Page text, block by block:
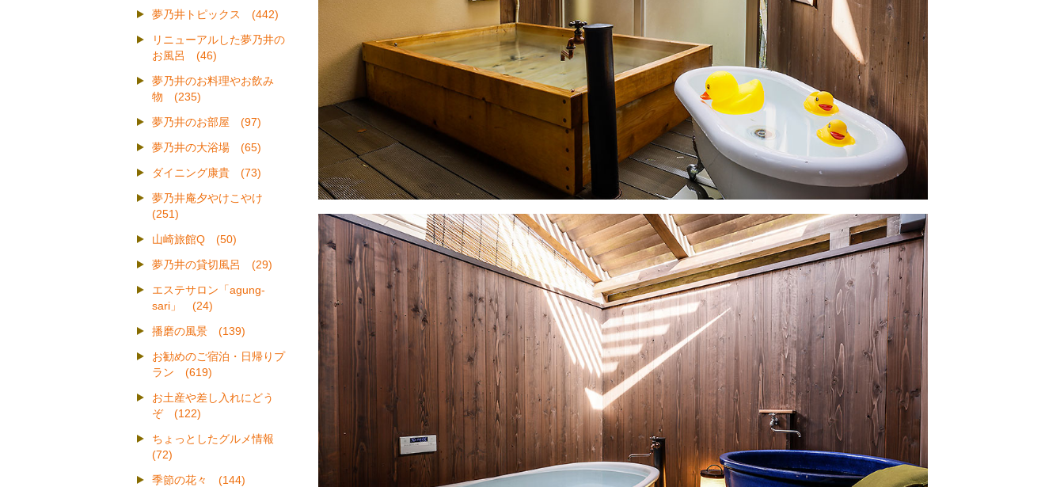
夢乃井トピックス (442)
リニューアルした夢乃井の
お風呂 (46)
夢乃井のお料理やお飲み
物 (235)
夢乃井のお部屋 (97)
夢乃井の大浴場 (65)
ダイニング康貴 (73)
夢乃井庵夕やけこやけ
(251)
山崎旅館Q (50)
夢乃井の貸切風呂 (29)
エステサロン「agung-
sari」 (24)
播磨の風景 (139)
お勧めのご宿泊・日帰りプ
ラン (619)
お土産や差し入れにどう
ぞ (122)
ちょっとしたグルメ情報
(72)
季節の花々 (144)